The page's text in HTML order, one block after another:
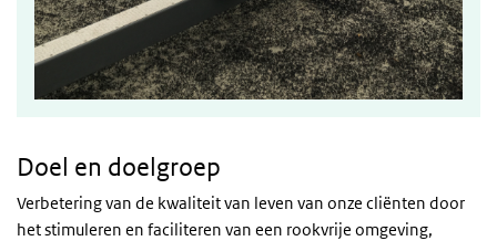
Doel en doelgroep
Verbetering van de kwaliteit van leven van onze cliënten door
het stimuleren en faciliteren van een rookvrije omgeving,